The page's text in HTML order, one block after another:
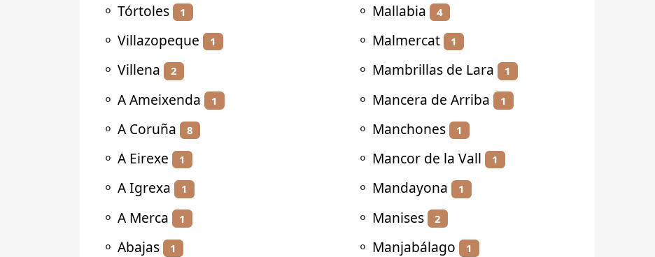
⚬ Tórtoles 1
⚬ Villazopeque 1
⚬ Villena 2
⚬ A Ameixenda 1
⚬ A Coruña 8
⚬ A Eirexe 1
⚬ A Igrexa 1
⚬ A Merca 1
⚬ Abajas 1
⚬ Mallabia 4
⚬ Malmercat 1
⚬ Mambrillas de Lara 1
⚬ Mancera de Arriba 1
⚬ Manchones 1
⚬ Mancor de la Vall 1
⚬ Mandayona 1
⚬ Manises 2
⚬ Manjabálago 1